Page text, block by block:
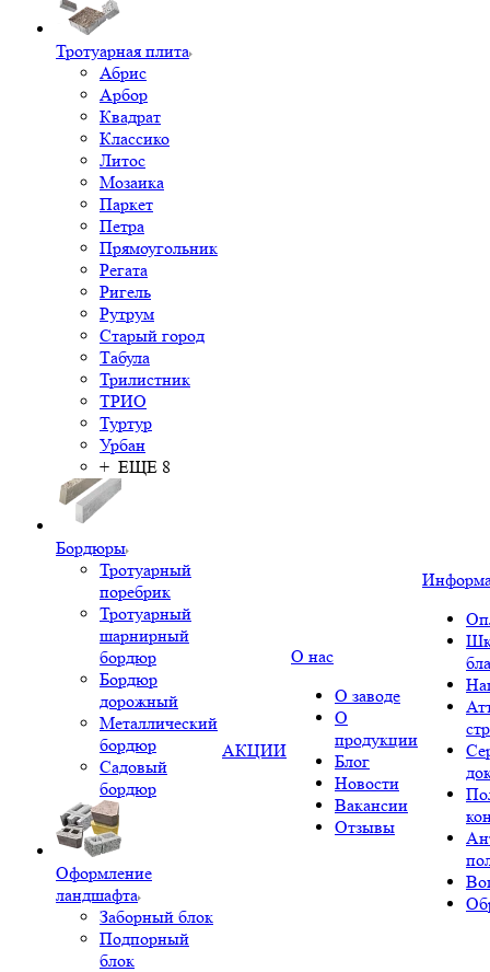
Тротуарная плита
Абрис
Арбор
Квадрат
Классико
Литос
Мозаика
Паркет
Петра
Прямоугольник
Регата
Ригель
Рутрум
Старый город
Табула
Трилистник
ТРИО
Туртур
Урбан
+ ЕЩЕ 8
Бордюры
Тротуарный
поребрик
Тротуарный
шарнирный
бордюр
Бордюр
дорожный
Металлический
бордюр
Садовый
бордюр
Оформление
ландшафта
Заборный блок
Подпорный
блок
АКЦИИ
О нас
О заводе
О
продукции
Блог
Новости
Вакансии
Отзывы